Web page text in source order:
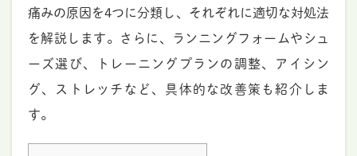
痛みの原因を4つに分類し、それぞれに適切な対処法
を解説します。さらに、ランニングフォームやシュ
ーズ選び、トレーニングプランの調整、アイシン
グ、ストレッチなど、具体的な改善策も紹介しま
す。